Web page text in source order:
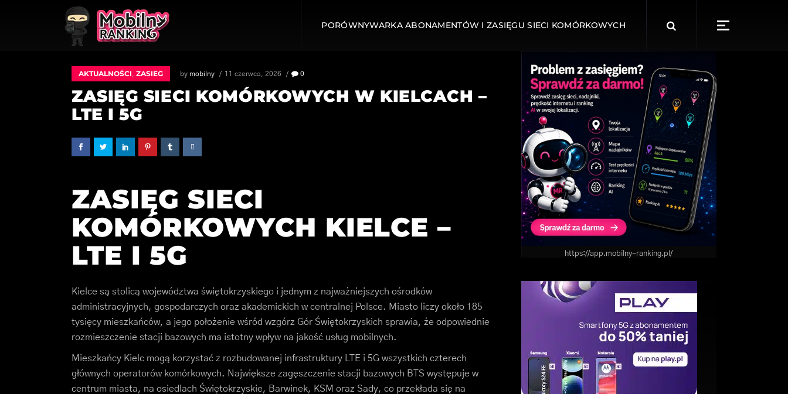
PORÓWNYWARKA ABONAMENTÓW I ZASIĘGU SIECI KOMÓRKOWYCH
for:
AKTUALNOŚCI ZASIEG by mobilny 11 czerwca, 2026 0
ZASIĘG SIECI KOMÓRKOWYCH W KIELCACH –
LTE I 5G
ZASIĘG SIECI
KOMÓRKOWYCH KIELCE –
LTE I 5G
Kielce są stolicą województwa świętokrzyskiego i jednym z najważniejszych ośrodków
administracyjnych, gospodarczych oraz akademickich w centralnej Polsce. Miasto liczy około 185
tysięcy mieszkańców, a jego położenie wśród wzgórz Gór Świętokrzyskich sprawia, że odpowiednie
rozmieszczenie stacji bazowych ma istotny wpływ na jakość usług mobilnych.
Mieszkańcy Kielc mogą korzystać z rozbudowanej infrastruktury LTE i 5G wszystkich czterech
głównych operatorów komórkowych. Największe zagęszczenie stacji bazowych BTS występuje w
centrum miasta, na osiedlach Świętokrzyskie, Barwinek, KSM oraz Sady, co przekłada się na
https://app.mobilny-ranking.pl/